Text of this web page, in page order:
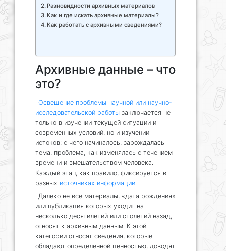
Разновидности архивных материалов
Как и где искать архивные материалы?
Как работать с архивными сведениями?
Архивные данные – что
это?
Освещение проблемы научной или научно-
исследовательской работы заключается не
только в изучении текущей ситуации и
современных условий, но и изучении
истоков: с чего начиналось, зарождалась
тема, проблема, как изменялась с течением
времени и вмешательством человека.
Каждый этап, как правило, фиксируется в
разных источниках информации.
Далеко не все материалы, «дата рождения»
или публикация которых уходит на
несколько десятилетий или столетий назад,
относят к архивным данным. К этой
категории относят сведения, которые
обладают определенной ценностью, доводят